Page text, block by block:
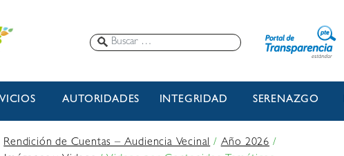
AUTORIDADES INTEGRIDAD SERENAZGO
Rendición de Cuentas – Audiencia Vecinal/Año 2026 /